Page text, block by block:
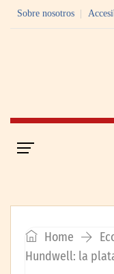
Sobre nosotros
Home
Hundwell: la